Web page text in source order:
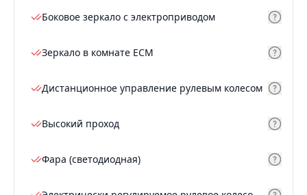
Боковое зеркало с электроприводом
Зеркало в комнате ECM
Дистанционное управление рулевым колесом
Высокий проход
Фара (светодиодная)